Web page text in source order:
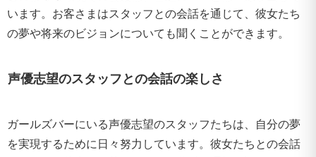
います。お客さまはスタッフとの会話を通じて、彼女たち
の夢や将来のビジョンについても聞くことができます。
声優志望のスタッフとの会話の楽しさ
ガールズバーにいる声優志望のスタッフたちは、自分の夢
を実現するために日々努力しています。彼女たちとの会話